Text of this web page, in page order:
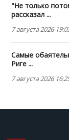
"Не только
рассказал ...
7 августа 2026
Самые
Риге ...
7 августа 2026